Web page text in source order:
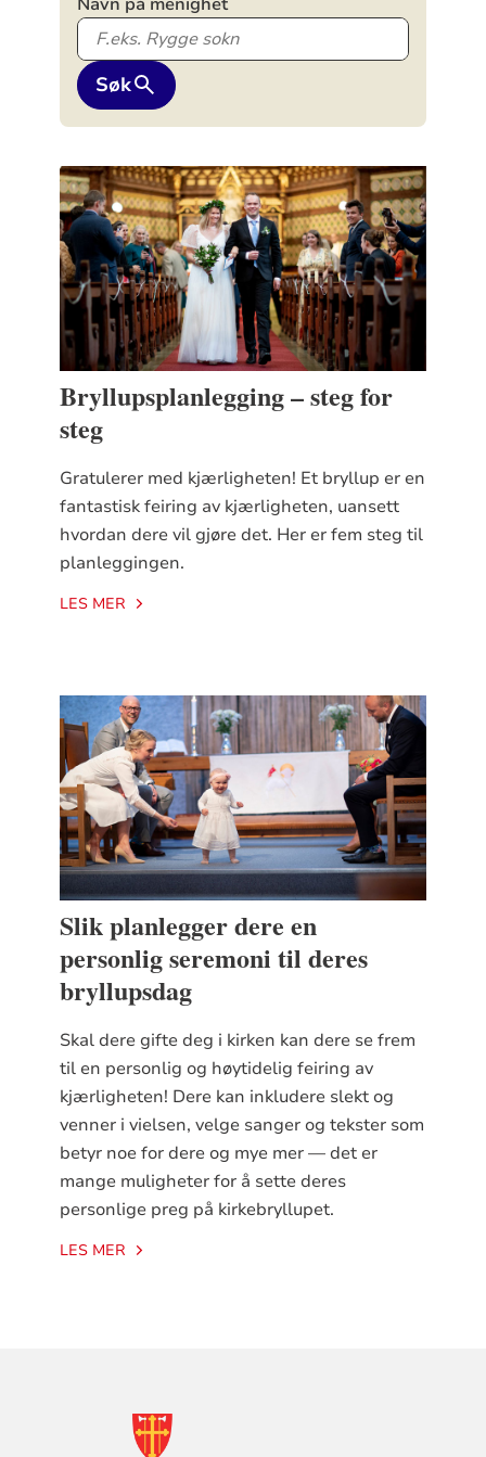
Søk
Bryllupsplanlegging – steg for
steg
Gratulerer med kjærligheten! Et bryllup er en
fantastisk feiring av kjærligheten, uansett
hvordan dere vil gjøre det. Her er fem steg til
planleggingen.
LES MER
Slik planlegger dere en
personlig seremoni til deres
bryllupsdag
Skal dere gifte deg i kirken kan dere se frem
til en personlig og høytidelig feiring av
kjærligheten! Dere kan inkludere slekt og
venner i vielsen, velge sanger og tekster som
betyr noe for dere og mye mer — det er
mange muligheter for å sette deres
personlige preg på kirkebryllupet.
LES MER